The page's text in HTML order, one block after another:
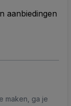
aanbiedingen
maken, ga je